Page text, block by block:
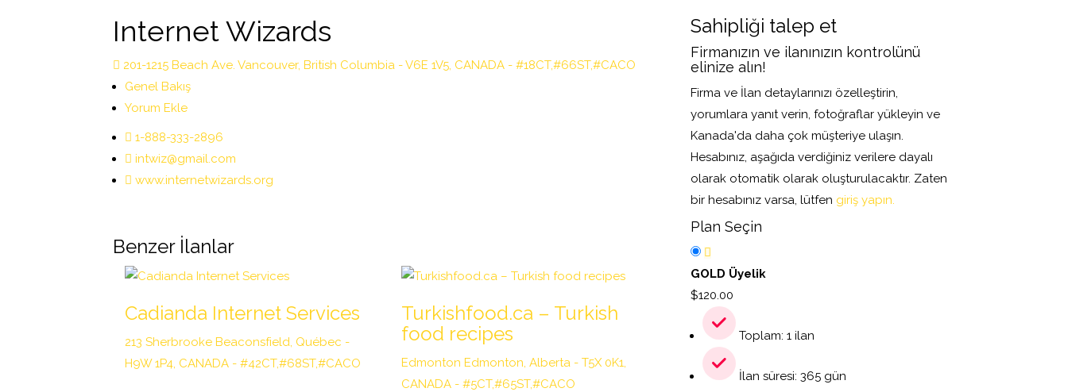
Internet Wizards
201-1215 Beach Ave. Vancouver, British Columbia - V6E 1V5, CANADA - #18CT,#66ST,#CACO
Genel Bakış
Yorum Ekle
1-888-333-2896
intwiz@gmail.com
www.internetwizards.org
Benzer İlanlar
Cadianda Internet Services
213 Sherbrooke Beaconsfield, Québec -
H9W 1P4, CANADA - #42CT,#68ST,#CACO
Turkishfood.ca – Turkish
food recipes
Edmonton Edmonton, Alberta - T5X 0K1,
CANADA - #5CT,#65ST,#CACO
Sahipliği talep et
Firmanızın ve ilanınızın kontrolünü
elinize alın!
Firma ve İlan detaylarınızı özelleştirin,
yorumlara yanıt verin, fotoğraflar yükleyin ve
Kanada'da daha çok müşteriye ulaşın.
Hesabınız, aşağıda verdiğiniz verilere dayalı
olarak otomatik olarak oluşturulacaktır. Zaten
bir hesabınız varsa, lütfen giriş yapın.
Plan Seçin
GOLD Üyelik
$120.00
Toplam: 1 ilan
İlan süresi: 365 gün